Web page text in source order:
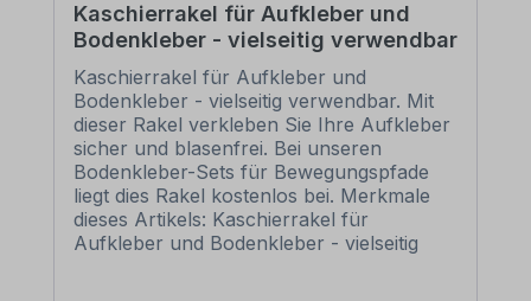
Kaschierrakel für Aufkleber und
Bodenkleber - vielseitig verwendbar
Kaschierrakel für Aufkleber und
Bodenkleber - vielseitig verwendbar. Mit
dieser Rakel verkleben Sie Ihre Aufkleber
sicher und blasenfrei. Bei unseren
Bodenkleber-Sets für Bewegungspfade
liegt dies Rakel kostenlos bei. Merkmale
dieses Artikels: Kaschierrakel für
Aufkleber und Bodenkleber - vielseitig